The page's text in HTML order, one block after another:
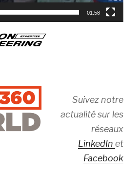
01:58
Suivez notre
actualité sur les
réseaux
LinkedIn et
Facebook